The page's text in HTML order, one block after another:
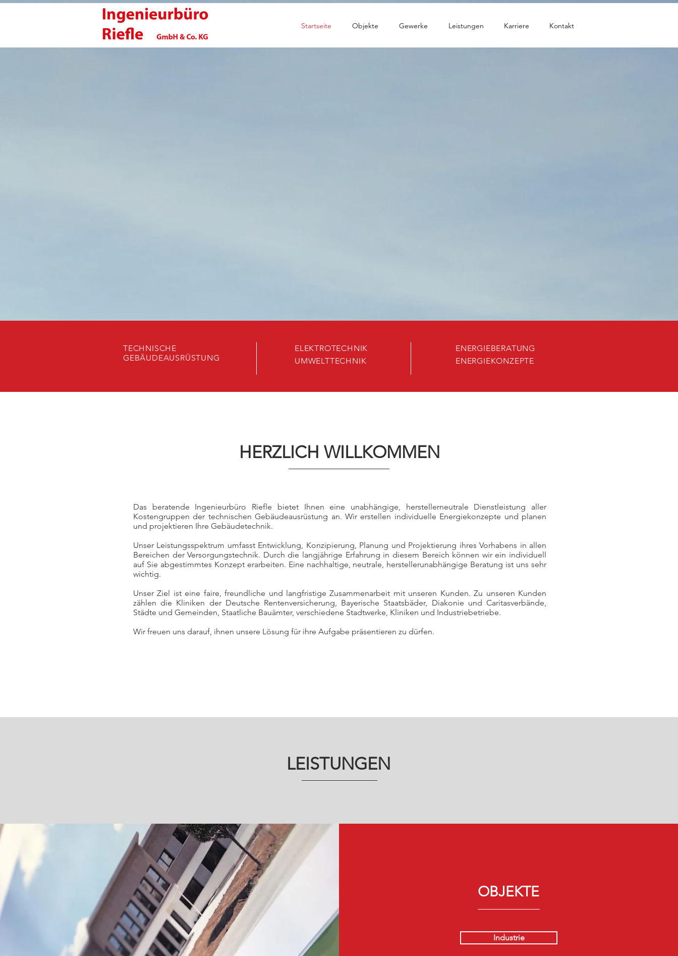
Startseite Objekte Gewerke Leistungen Karriere Kontakt
TECHNISCHE
GEBÄUDEAUSRÜSTUNG
ELEKTROTECHNIK
UMWELTTECHNIK
ENERGIEBERATUNG
ENERGIEKONZEPTE
HERZLICH WILLKOMMEN
Das beratende Ingenieurbüro Riefle bietet Ihnen eine unabhängige, herstellerneutrale Dienstleistung aller
Kostengruppen der technischen Gebäudeausrüstung an. Wir erstellen individuelle Energiekonzepte und planen
und projektieren Ihre Gebäudetechnik.
Unser Leistungsspektrum umfasst Entwicklung, Konzipierung, Planung und Projektierung ihres Vorhabens in allen
Bereichen der Versorgungstechnik. Durch die langjährige Erfahrung in diesem Bereich können wir ein individuell
auf Sie abgestimmtes Konzept erarbeiten. Eine nachhaltige, neutrale, herstellerunabhängige Beratung ist uns sehr
wichtig.
Unser Ziel ist eine faire, freundliche und langfristige Zusammenarbeit mit unseren Kunden. Zu unseren Kunden
zählen die Kliniken der Deutsche Rentenversicherung, Bayerische Staatsbäder, Diakonie und Caritasverbände,
Städte und Gemeinden, Staatliche Bauämter, verschiedene Stadtwerke, Kliniken und Industriebetriebe.
Wir freuen uns darauf, ihnen unsere Lösung für ihre Aufgabe präsentieren zu dürfen.
LEISTUNGEN
OBJEKTE
Industrie